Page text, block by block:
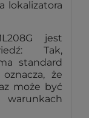
lokalizatora
jest
Tak,
standard
że
może być